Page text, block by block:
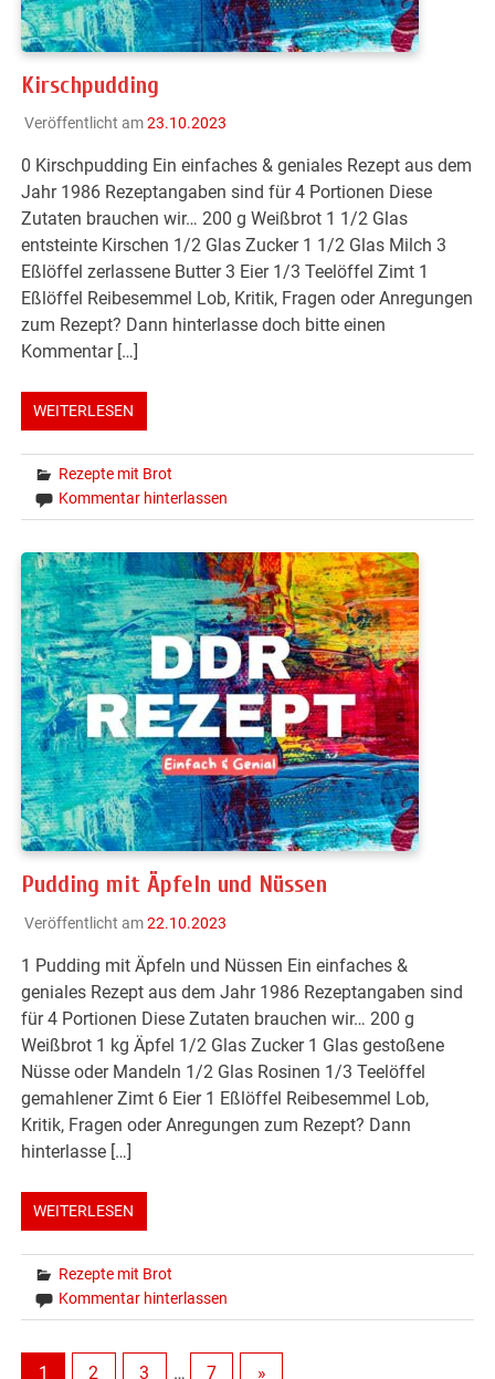
Kirschpudding
Veröffentlicht am23.10.2023
0 Kirschpudding Ein einfaches & geniales Rezept aus dem
Jahr 1986 Rezeptangaben sind für 4 Portionen Diese
Zutaten brauchen wir… 200 g Weißbrot 1 1/2 Glas
entsteinte Kirschen 1/2 Glas Zucker 1 1/2 Glas Milch 3
Eßlöffel zerlassene Butter 3 Eier 1/3 Teelöffel Zimt 1
Eßlöffel Reibesemmel Lob, Kritik, Fragen oder Anregungen
zum Rezept? Dann hinterlasse doch bitte einen
Kommentar […]
WEITERLESEN
Rezepte mit Brot
Kommentar hinterlassen
Pudding mit Äpfeln und Nüssen
Veröffentlicht am22.10.2023
1 Pudding mit Äpfeln und Nüssen Ein einfaches &
geniales Rezept aus dem Jahr 1986 Rezeptangaben sind
für 4 Portionen Diese Zutaten brauchen wir… 200 g
Weißbrot 1 kg Äpfel 1/2 Glas Zucker 1 Glas gestoßene
Nüsse oder Mandeln 1/2 Glas Rosinen 1/3 Teelöffel
gemahlener Zimt 6 Eier 1 Eßlöffel Reibesemmel Lob,
Kritik, Fragen oder Anregungen zum Rezept? Dann
hinterlasse […]
WEITERLESEN
Rezepte mit Brot
Kommentar hinterlassen
1 2 3 … 7 »